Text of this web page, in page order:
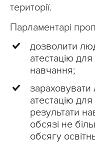
території.
Парламентарі
дозволити
атестацію
навчання;
зараховувати
атестацію
результати
обсязі не
обсягу